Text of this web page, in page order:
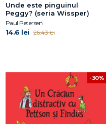
Unde este pinguinul
Peggy? (seria Wissper)
Paul Petersen
14.6 lei 26.43 lei
-30%